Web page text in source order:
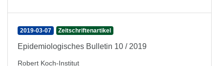
2019-03-07 Zeitschriftenartikel
Epidemiologisches Bulletin 10 / 2019
Robert Koch-Institut